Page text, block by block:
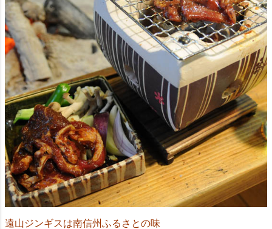
遠山ジンギスは南信州ふるさとの味